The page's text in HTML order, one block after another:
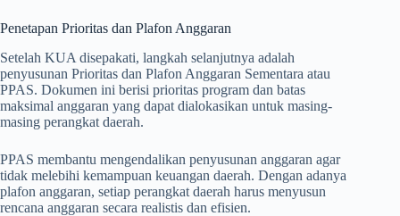
Penetapan Prioritas dan Plafon Anggaran
Setelah KUA disepakati, langkah selanjutnya adalah
penyusunan Prioritas dan Plafon Anggaran Sementara atau
PPAS. Dokumen ini berisi prioritas program dan batas
maksimal anggaran yang dapat dialokasikan untuk masing-
masing perangkat daerah.
PPAS membantu mengendalikan penyusunan anggaran agar
tidak melebihi kemampuan keuangan daerah. Dengan adanya
plafon anggaran, setiap perangkat daerah harus menyusun
rencana anggaran secara realistis dan efisien.